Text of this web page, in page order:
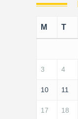
M T
3 4
10 11
17 18